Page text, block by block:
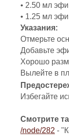
• 2.50 мл
• 1.25 мл
Указания:
Отмерьте
Добавьте
Хорошо
Вылейте в
Избегайте
Смотрите
/node/282 -